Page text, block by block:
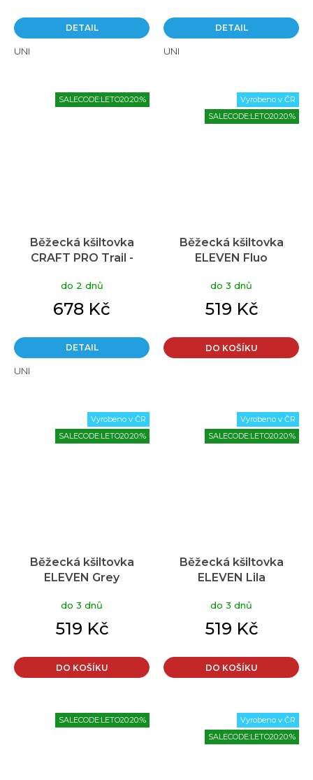
DETAIL
UNI
DETAIL
UNI
SALECODE:LETO20:20:%
Běžecká kšiltovka
CRAFT PRO Trail -
do 2 dnů
678 Kč
DETAIL
UNI
Vyrobeno v ČR
SALECODE:LETO20:20:%
Běžecká kšiltovka
ELEVEN Fluo
do 3 dnů
519 Kč
DO KOŠÍKU
Vyrobeno v ČR
SALECODE:LETO20:20:%
Běžecká kšiltovka
ELEVEN Grey
do 3 dnů
519 Kč
DO KOŠÍKU
Vyrobeno v ČR
SALECODE:LETO20:20:%
Běžecká kšiltovka
ELEVEN Lila
do 3 dnů
519 Kč
DO KOŠÍKU
SALECODE:LETO20:20:%
Vyrobeno v ČR
SALECODE:LETO20:20:%